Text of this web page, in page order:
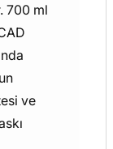
700 ml
ve